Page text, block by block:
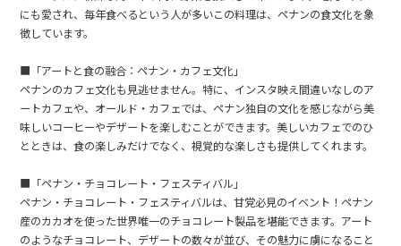
にも愛され、毎年食べるという人が多いこの料理は、ペナンの食文化を象
徴しています。
■「アートと食の融合：ペナン・カフェ文化」
ペナンのカフェ文化も見逃せません。特に、インスタ映え間違いなしのア
ートカフェや、オールド・カフェでは、ペナン独自の文化を感じながら美
味しいコーヒーやデザートを楽しむことができます。美しいカフェでのひ
とときは、食の楽しみだけでなく、視覚的な楽しさも提供してくれます。
■「ペナン・チョコレート・フェスティバル」
ペナン・チョコレート・フェスティバルは、甘党必見のイベント！ペナン
産のカカオを使った世界唯一のチョコレート製品を堪能できます。アート
のようなチョコレート、デザートの数々が並び、その魅力に虜になること